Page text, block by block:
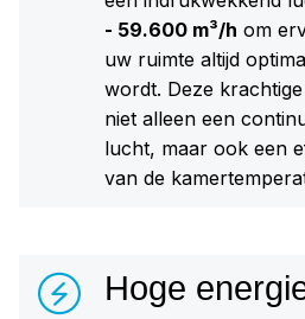
- 59.600 m³/h om
uw ruimte altijd
wordt. Deze
niet alleen een
lucht, maar ook een
van de
Hoge